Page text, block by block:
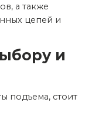
а также
цепей и
и
подъема, стоит